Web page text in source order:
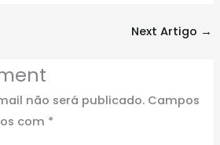
Next Artigo →
não será publicado. Campos
com *